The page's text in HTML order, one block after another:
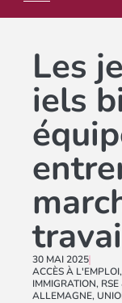
Les
iels
30 MAI 2025
ACCÈS À L'EMPLOI,
IMMIGRATION,
ALLEMAGNE,